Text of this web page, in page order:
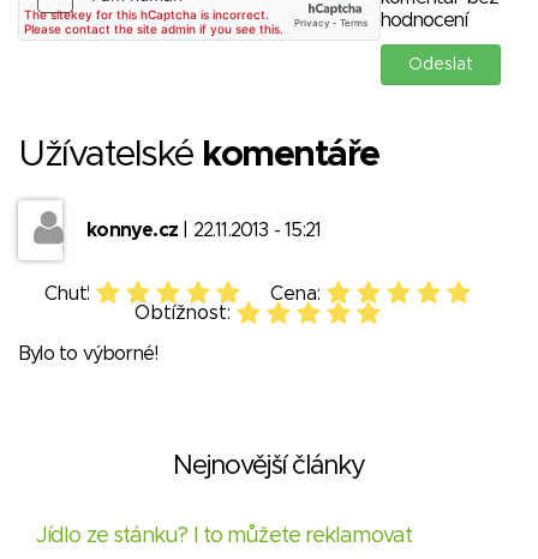
hodnocení
Užívatelské komentáře
konnye.cz | 22.11.2013 - 15:21
Chuť:
Cena:
Obtížnost:
Bylo to výborné!
Nejnovější články
Jídlo ze stánku? I to můžete reklamovat